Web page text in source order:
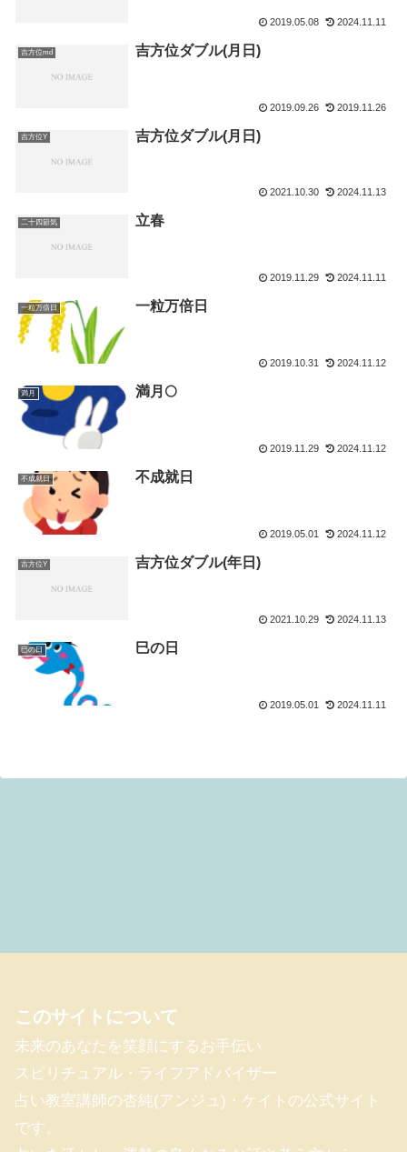
2019.05.08 2024.11.11
吉方位md 吉方位ダブル(月日)
2019.09.26 2019.11.26
吉方位Y 吉方位ダブル(月日)
2021.10.30 2024.11.13
二十四節気 立春
2019.11.29 2024.11.11
一粒万倍日 一粒万倍日
2019.10.31 2024.11.12
満月 満月🌕
2019.11.29 2024.11.12
不成就日 不成就日
2019.05.01 2024.11.12
吉方位Y 吉方位ダブル(年日)
2021.10.29 2024.11.13
巳の日 巳の日
2019.05.01 2024.11.11
このサイトについて
未来のあなたを笑顔にするお手伝い
スピリチュアル・ライフアドバイザー
占い教室講師の杏純(アンジュ)・ケイトの公式サイト
です。